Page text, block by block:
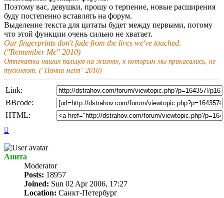
Поэтому вас, девушки, прошу о терпение, новые расширения
буду постепенно вставлять на форум.
Выделение текста для цитаты будет между первыми, потому
что этой функции очень сильно не хватает.
Our fingerprints don't fade from the lives we've touched.
("Remember Me" 2010)
Отпечатки наших пальцев на жизнях, к которым мы прикасались, не
тускнеют. ("Помни меня" 2010)
Link:
BBcode:
HTML:
Анита
Мoderator
Posts: 18957
Joined: Sun 02 Apr 2006, 17:27
Location: Санкт-Петербург